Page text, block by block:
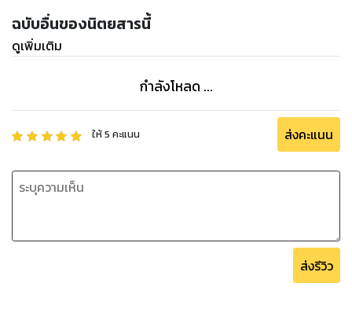
ฉบับอื่นของนิตยสารนี้
ดูเพิ่มเติม
กำลังโหลด ...
ให้5 คะแนน ส่งคะแนน
ส่งรีวิว